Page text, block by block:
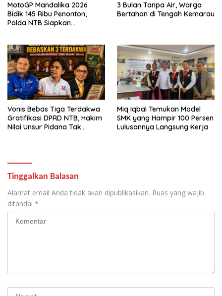
MotoGP Mandalika 2026
Bidik 145 Ribu Penonton,
Polda NTB Siapkan
3 Bulan Tanpa Air, Warga
Bertahan di Tengah Kemarau
Vonis Bebas Tiga Terdakwa
Gratifikasi DPRD NTB, Hakim
Nilai Unsur Pidana Tak
Miq Iqbal Temukan Model
SMK yang Hampir 100 Persen
Lulusannya Langsung Kerja
Tinggalkan Balasan
Alamat email Anda tidak akan dipublikasikan. Ruas yang wajib
ditandai *